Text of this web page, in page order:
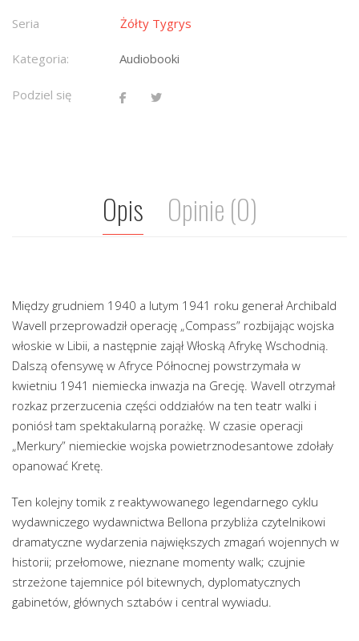
Seria Żółty Tygrys
Kategoria: Audiobooki
Podziel się
Opis Opinie (0)
Między grudniem 1940 a lutym 1941 roku generał Archibald
Wavell przeprowadził operację „Compass” rozbijając wojska
włoskie w Libii, a następnie zajął Włoską Afrykę Wschodnią.
Dalszą ofensywę w Afryce Północnej powstrzymała w
kwietniu 1941 niemiecka inwazja na Grecję. Wavell otrzymał
rozkaz przerzucenia części oddziałów na ten teatr walki i
poniósł tam spektakularną porażkę. W czasie operacji
„Merkury” niemieckie wojska powietrznodesantowe zdołały
opanować Kretę.
Ten kolejny tomik z reaktywowanego legendarnego cyklu
wydawniczego wydawnictwa Bellona przybliża czytelnikowi
dramatyczne wydarzenia największych zmagań wojennych w
historii; przełomowe, nieznane momenty walk; czujnie
strzeżone tajemnice pól bitewnych, dyplomatycznych
gabinetów, głównych sztabów i central wywiadu.